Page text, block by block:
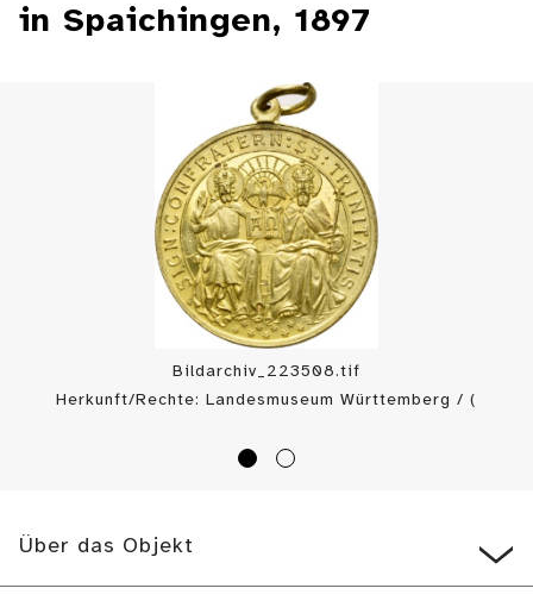
in Spaichingen, 1897
Bildarchiv_223508.tif
Herkunft/Rechte: Landesmuseum Württemberg / (
Über das Objekt